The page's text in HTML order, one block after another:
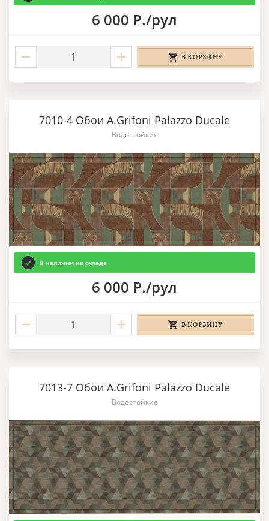
6 000 Р./рул
В КОРЗИНУ
7010-4 Обои A.Grifoni Palazzo Ducale
Водостойкие
В наличии на складе
6 000 Р./рул
В КОРЗИНУ
7013-7 Обои A.Grifoni Palazzo Ducale
Водостойкие